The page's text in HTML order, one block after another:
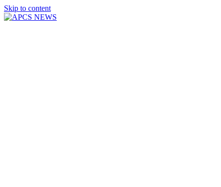
Skip to content